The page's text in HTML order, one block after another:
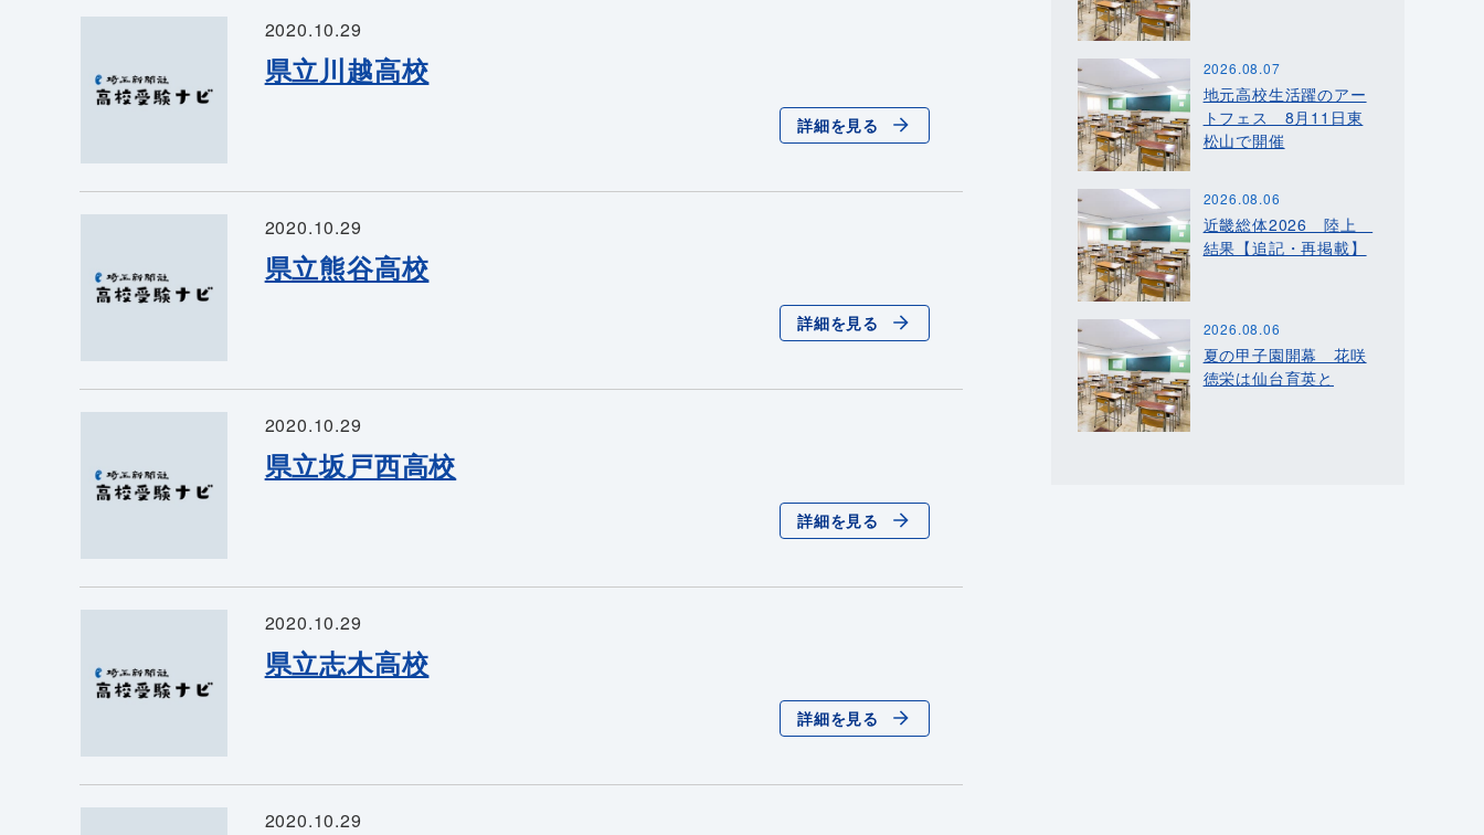
2020.10.29
県立川越高校
詳細を見る
2020.10.29
県立熊谷高校
詳細を見る
2020.10.29
県立坂戸西高校
詳細を見る
2020.10.29
県立志木高校
詳細を見る
2020.10.29
2026.08.07
地元高校生活躍のアー
トフェス 8月11日東
松山で開催
2026.08.06
近畿総体2026 陸上
結果【追記・再掲載】
2026.08.06
夏の甲子園開幕 花咲
徳栄は仙台育英と